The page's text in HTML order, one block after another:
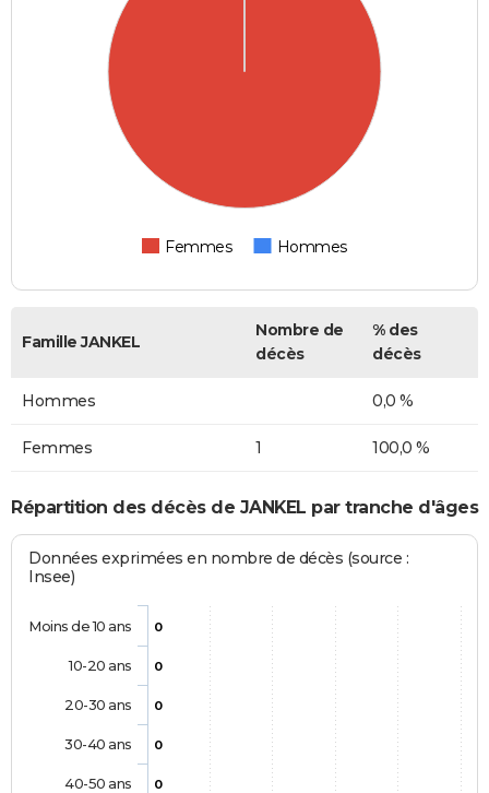
Femmes Hommes
Famille JANKEL
Nombre de
décès
% des
décès
Hommes 0,0 %
Femmes 1 100,0 %
Répartition des décès de JANKEL par tranche d'âges
Données exprimées en nombre de décès (source :
Insee)
0
0
0
0
0
Moins de 10 ans
10-20 ans
20-30 ans
30-40 ans
40-50 ans